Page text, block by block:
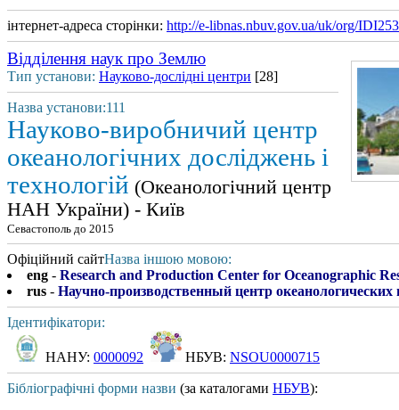
інтернет-адреса сторінки: http://e-libnas.nbuv.gov.ua/uk/org/
Відділення наук про Землю
Тип установи: Науково-дослідні центри [28]
Назва установи:111
Науково-виробничий центр
океанологічних досліджень і
технологій (Океанологічний центр
НАН України) - Київ
Севастополь до 2015
Офіційний сайтНазва іншою мовою:
eng - Research and Production Center for Oceanographic
rus - Научно-производственный центр океанологических
Ідентифікатори:
НАНУ: 0000092 НБУВ: NSOU0000715
Бібліографічні форми назви (за каталогами НБУВ):